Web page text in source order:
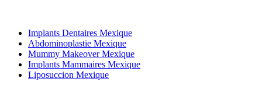
Implants Dentaires Mexique
Abdominoplastie Mexique
Mummy Makeover Mexique
Implants Mammaires Mexique
Liposuccion Mexique